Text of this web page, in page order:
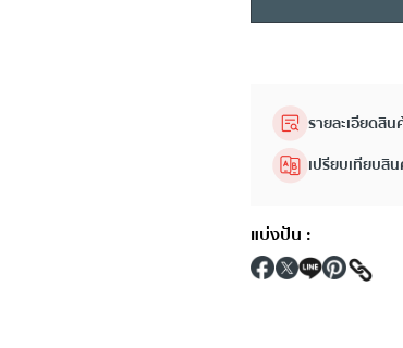
รายละเอียดสิน
เปรียบเทียบสิ
แบ่งปัน :